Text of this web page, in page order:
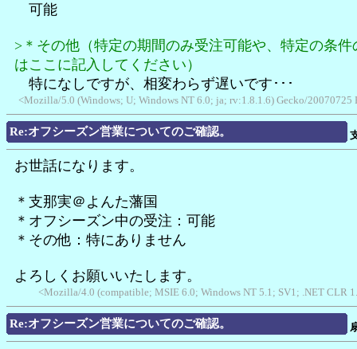
可能
>＊その他（特定の期間のみ受注可能や、特定の条件
はここに記入してください）
特になしですが、相変わらず遅いです･･･
<Mozilla/5.0 (Windows; U; Windows NT 6.0; ja; rv:1.8.1.6) Gecko/
Re:オフシーズン営業についてのご確認。
お世話になります。
＊支那実＠よんた藩国
＊オフシーズン中の受注：可能
＊その他：特にありません
よろしくお願いいたします。
<Mozilla/4.0 (compatible; MSIE 6.0; Windows NT 5.1; SV1; .NET CLR
Re:オフシーズン営業についてのご確認。